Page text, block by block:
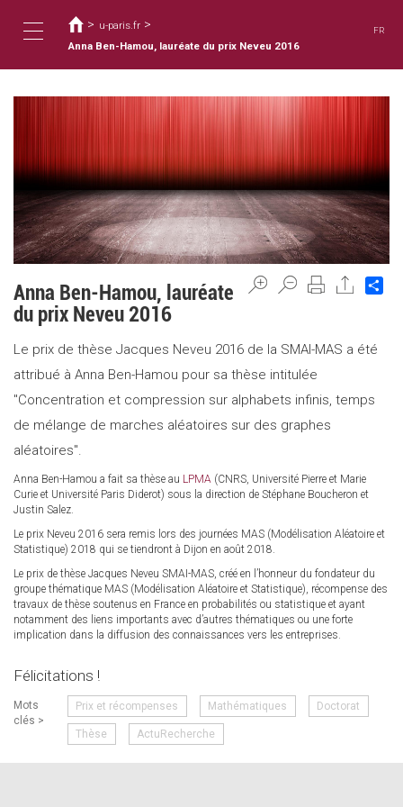
contenido
Toggle
navigation
está
aquí
> u-paris.fr >
Anna Ben-Hamou, lauréate du prix Neveu 2016
FR
Anna Ben-Hamou, lauréate
du prix Neveu 2016
Le prix de thèse Jacques Neveu 2016 de la SMAI-MAS a été
attribué à Anna Ben-Hamou pour sa thèse intitulée
"Concentration et compression sur alphabets infinis, temps
de mélange de marches aléatoires sur des graphes
aléatoires".
Anna Ben-Hamou a fait sa thèse au LPMA (CNRS, Université Pierre et Marie
Curie et Université Paris Diderot) sous la direction de Stéphane Boucheron et
Justin Salez.
Le prix Neveu 2016 sera remis lors des journées MAS (Modélisation Aléatoire et
Statistique) 2018 qui se tiendront à Dijon en août 2018.
Le prix de thèse Jacques Neveu SMAI-MAS, créé en l’honneur du fondateur du
groupe thématique MAS (Modélisation Aléatoire et Statistique), récompense des
travaux de thèse soutenus en France en probabilités ou statistique et ayant
notamment des liens importants avec d’autres thématiques ou une forte
implication dans la diffusion des connaissances vers les entreprises.
Félicitations !
Mots
clés >
Prix et récompenses Mathématiques Doctorat
Thèse ActuRecherche